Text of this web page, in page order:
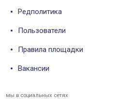
Редполитика
Пользователи
Правила площадки
Вакансии
мы в социальных сетях